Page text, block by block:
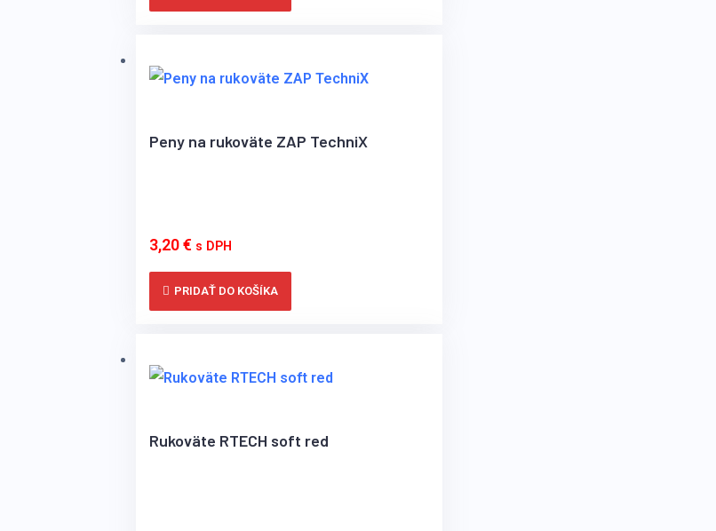
Peny na rukoväte ZAP TechniX
3,20€ s DPH
PRIDAŤ DO KOŠÍKA
Rukoväte RTECH soft red